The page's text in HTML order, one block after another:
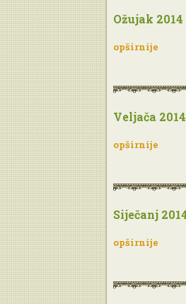
Ožujak 2014
opširnije
Veljača 2014
opširnije
Siječanj
opširnije